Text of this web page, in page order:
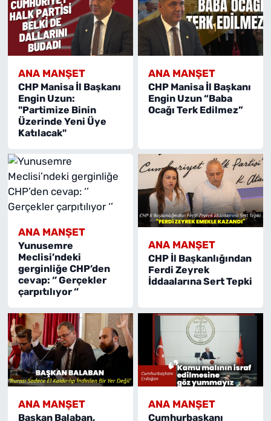
ANA MANŞET
CHP Manisa İl Başkanı
Engin Uzun:
"Partimize Binin
Üzerinde Yeni Üye
Katılacak"
ANA MANŞET
CHP Manisa İl Başkanı
Engin Uzun “Baba
Ocağı Terk Edilmez”
ANA MANŞET
Yunusemre
Meclisi’ndeki
gerginliğe CHP’den
cevap: ‘’ Gerçekler
çarpıtılıyor ‘’
ANA MANŞET
CHP İl Başkanlığından
Ferdi Zeyrek
İddaalarına Sert Tepki
ANA MANŞET
Başkan Balaban,
ANA MANŞET
Cumhurbaşkanı